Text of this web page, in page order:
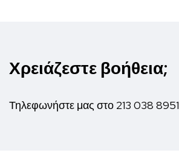
Χρειάζεστε βοήθεια;
Τηλεφωνήστε μας στο 213 038 8951